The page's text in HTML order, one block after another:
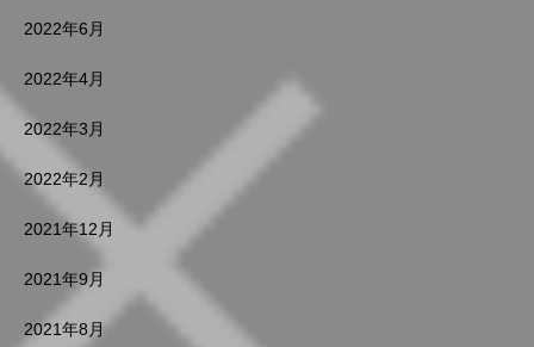
2022年6月
2022年4月
2022年3月
2022年2月
2021年12月
2021年9月
2021年8月